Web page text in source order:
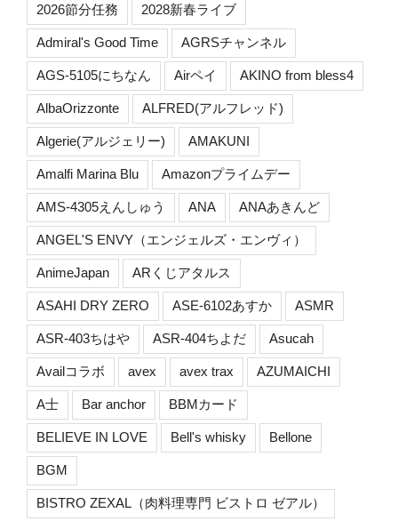
2026節分任務 2028新春ライブ
Admiral's Good Time AGRSチャンネル
AGS-5105にちなん Airペイ AKINO from bless4
AlbaOrizzonte ALFRED(アルフレッド)
Algerie(アルジェリー) AMAKUNI
Amalfi Marina Blu Amazonプライムデー
AMS-4305えんしゅう ANA ANAあきんど
ANGEL'S ENVY（エンジェルズ・エンヴィ）
AnimeJapan ARくじアタルス
ASAHI DRY ZERO ASE-6102あすか ASMR
ASR-403ちはや ASR-404ちよだ Asucah
Availコラボ avex avex trax AZUMAICHI
A士 Bar anchor BBMカード
BELIEVE IN LOVE Bell's whisky Bellone
BGM
BISTRO ZEXAL（肉料理専門 ビストロ ゼアル）